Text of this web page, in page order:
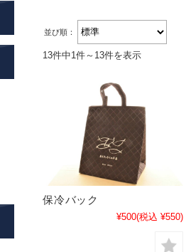
並び順：
13件中1件～13件を表示
保冷バック
¥500(税込 ¥550)